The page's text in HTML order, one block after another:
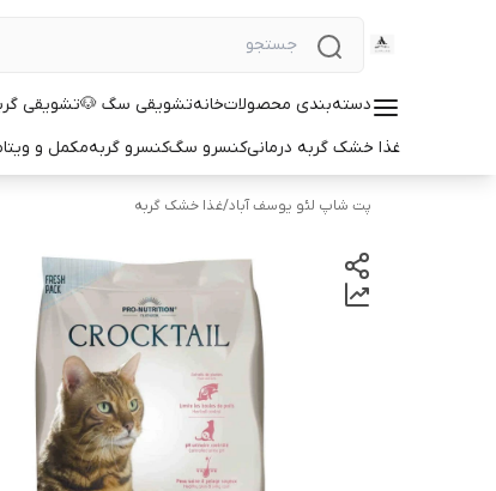
دسته‌بندی محصولاتخانهتشویقی سگ 🐶تشویقی
غذا خشک گربه درمانیکنسرو سگکنسرو گربهمکمل و
پت شاپ لئو یوسف آباد/غذا خشک گربه